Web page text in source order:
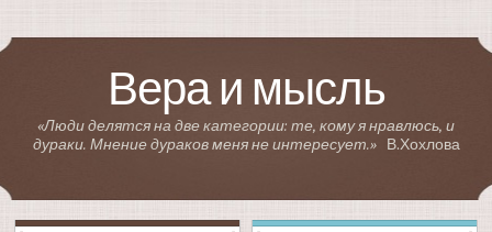
Вера и мысль
«Люди делятся на две категории: те, кому я нравлюсь, и
дураки. Мнение дураков меня не интересует.»
В.Хохлова